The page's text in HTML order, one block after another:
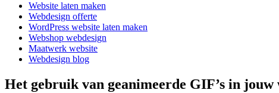
Website laten maken
Webdesign offerte
WordPress website laten maken
Webshop webdesign
Maatwerk website
Webdesign blog
Het gebruik van geanimeerde GIF’s in jouw